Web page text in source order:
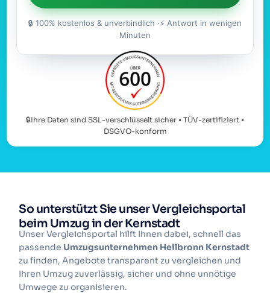
🔒 100% kostenlos & unverbindlich ·⚡ Antwort in wenigen
Minuten
🔒Ihre Daten sind SSL-verschlüsselt sicher • TÜV-zertifiziert •
DSGVO-konform
So unterstützt Sie unser Vergleichsportal
beim Umzug in der Kernstadt
Unser Vergleichsportal hilft Ihnen dabei, schnell das
passende Umzugsunternehmen Heilbronn Kernstadt
zu finden, Angebote transparent zu vergleichen und
Ihren Umzug zuverlässig, sicher und ohne unnötige
Umwege zu organisieren.